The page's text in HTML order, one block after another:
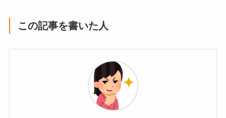
この記事を書いた人